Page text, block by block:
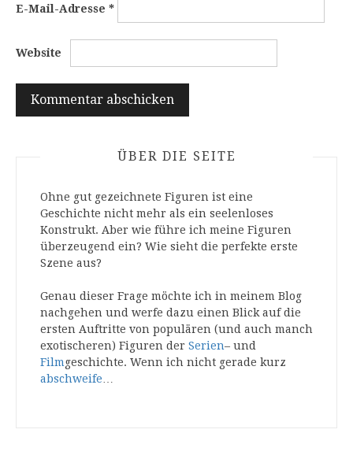
E-Mail-Adresse *
Website
ÜBER DIE SEITE
Ohne gut gezeichnete Figuren ist eine
Geschichte nicht mehr als ein seelenloses
Konstrukt. Aber wie führe ich meine Figuren
überzeugend ein? Wie sieht die perfekte erste
Szene aus?
Genau dieser Frage möchte ich in meinem Blog
nachgehen und werfe dazu einen Blick auf die
ersten Auftritte von populären (und auch manch
exotischeren) Figuren der Serien– und
Filmgeschichte. Wenn ich nicht gerade kurz
abschweife…